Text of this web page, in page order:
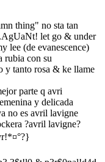
thing" no sta tan
let go & under
lee (de evanescence)
rubia con su
y tanto rosa & ke llame
parte q avri
y delicada
no es avril lavigne
?avril lavigne?